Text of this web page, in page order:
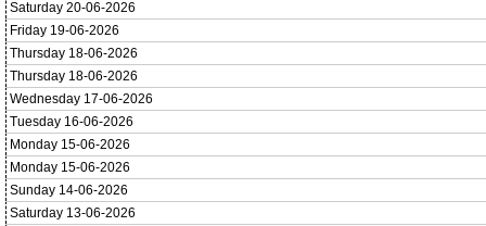
Saturday 20-06-2026
Friday 19-06-2026
Thursday 18-06-2026
Thursday 18-06-2026
Wednesday 17-06-2026
Tuesday 16-06-2026
Monday 15-06-2026
Monday 15-06-2026
Sunday 14-06-2026
Saturday 13-06-2026